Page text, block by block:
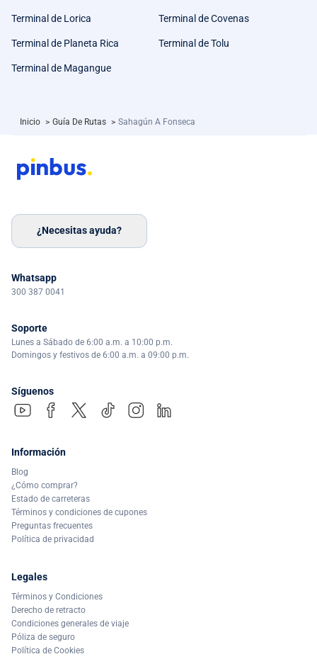
Terminal de Lorica Terminal de Covenas
Terminal de Planeta Rica Terminal de Tolu
Terminal de Magangue
Inicio > Guía De Rutas > Sahagún A Fonseca
¿Necesitas ayuda?
Whatsapp
300 387 0041
Soporte
Lunes a Sábado de 6:00 a.m. a 10:00 p.m.
Domingos y festivos de 6:00 a.m. a 09:00 p.m.
Síguenos
Información
Blog
¿Cómo comprar?
Estado de carreteras
Términos y condiciones de cupones
Preguntas frecuentes
Política de privacidad
Legales
Términos y Condiciones
Derecho de retracto
Condiciones generales de viaje
Póliza de seguro
Política de Cookies